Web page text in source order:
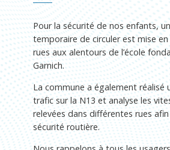
Pour la sécurité de nos enfants,
temporaire de circuler est mise en
rues aux alentours de l’école
Garnich.
La commune a également réalisé
trafic sur la N13 et analyse les
relevées dans différentes rues afin
sécurité routière.